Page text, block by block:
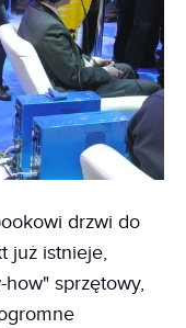
drzwi do
już istnieje,
sprzętowy,